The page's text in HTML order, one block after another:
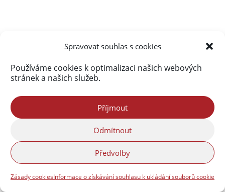
Spravovat souhlas s cookies
Používáme cookies k optimalizaci našich webových
stránek a našich služeb.
Příjmout
Odmítnout
Předvolby
Zásady cookiesInformace o získávání souhlasu k ukládání souborů cookie